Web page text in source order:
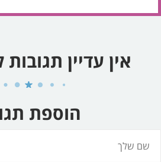
אין עדיין
הוספת